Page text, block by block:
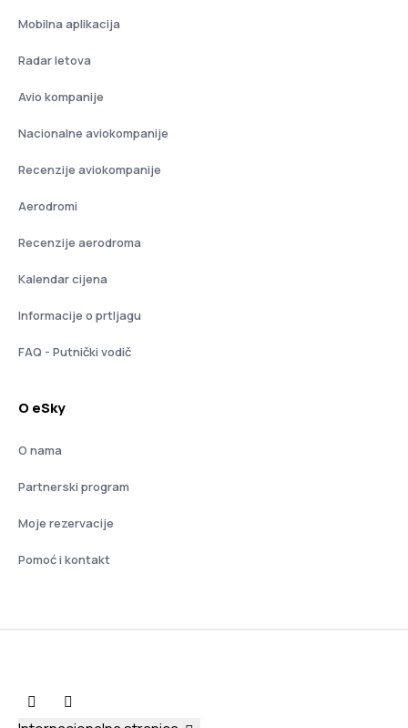
Mobilna aplikacija
Radar letova
Avio kompanije
Nacionalne aviokompanije
Recenzije aviokompanije
Aerodromi
Recenzije aerodroma
Kalendar cijena
Informacije o prtljagu
FAQ - Putnički vodič
O eSky
O nama
Partnerski program
Moje rezervacije
Pomoć i kontakt